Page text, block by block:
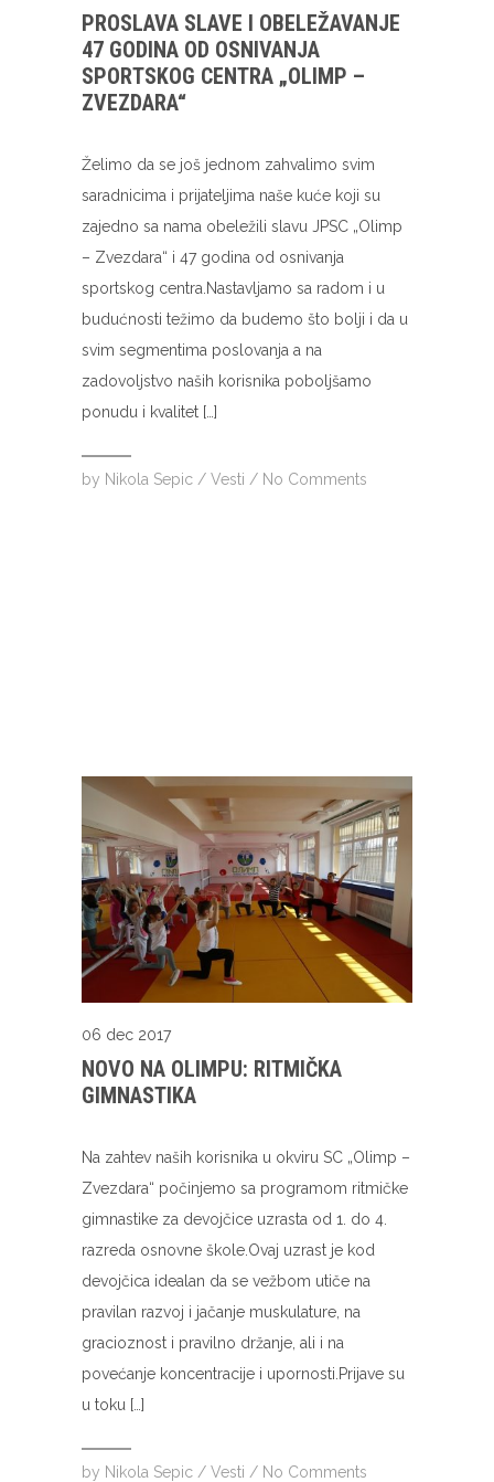
PROSLAVA SLAVE I OBELEŽAVANJE
47 GODINA OD OSNIVANJA
SPORTSKOG CENTRA „OLIMP –
ZVEZDARA“
Želimo da se još jednom zahvalimo svim
saradnicima i prijateljima naše kuće koji su
zajedno sa nama obeležili slavu JPSC „Olimp
– Zvezdara“ i 47 godina od osnivanja
sportskog centra.Nastavljamo sa radom i u
budućnosti težimo da budemo što bolji i da u
svim segmentima poslovanja a na
zadovoljstvo naših korisnika poboljšamo
ponudu i kvalitet […]
by Nikola Sepic / Vesti / No Comments
06 dec 2017
NOVO NA OLIMPU: RITMIČKA
GIMNASTIKA
Na zahtev naših korisnika u okviru SC „Olimp –
Zvezdara“ počinjemo sa programom ritmičke
gimnastike za devojčice uzrasta od 1. do 4.
razreda osnovne škole.Ovaj uzrast je kod
devojčica idealan da se vežbom utiče na
pravilan razvoj i jačanje muskulature, na
gracioznost i pravilno držanje, ali i na
povećanje koncentracije i upornosti.Prijave su
u toku […]
by Nikola Sepic / Vesti / No Comments